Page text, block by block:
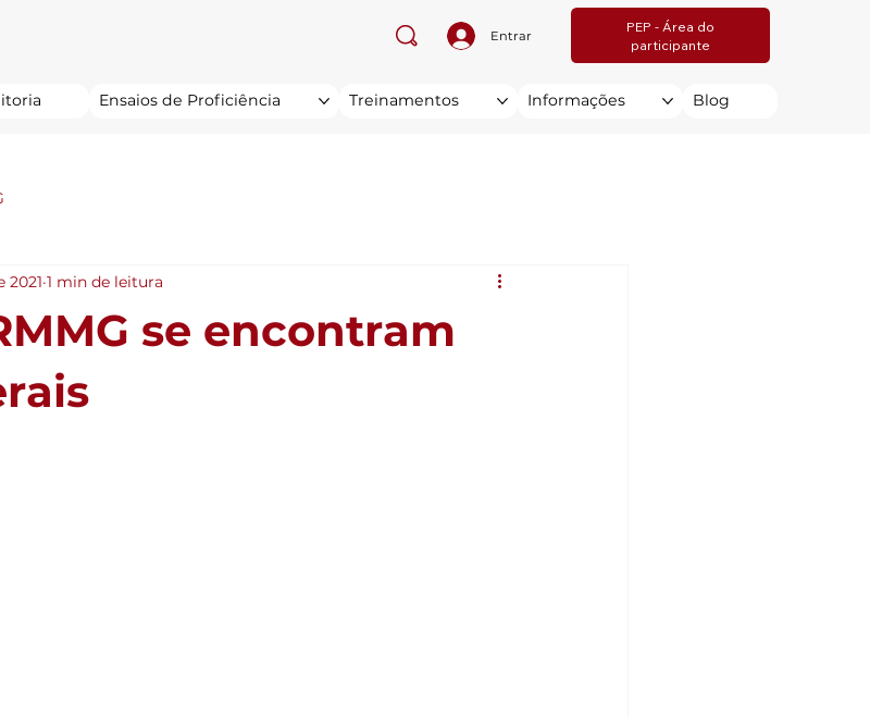
Entrar
PEP - Área do
participante
Ensaios de Proficiência Treinamentos Informações Blog
se encontram
2021 1 min de leitura